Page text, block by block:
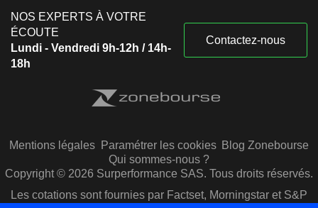
NOS EXPERTS À VOTRE
ÉCOUTE
Lundi - Vendredi 9h-12h / 14h-
18h
Contactez-nous
Mentions légales Paramétrer les cookies Blog Zonebourse
Qui sommes-nous ?
Copyright © 2026 Surperformance SAS. Tous droits réservés.
Les cotations sont fournies par Factset, Morningstar et S&P